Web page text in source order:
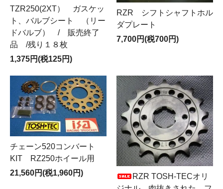
TZR250(2XT） ガスケッ
ト、バルブシート （リー
ドバルブ） / 販売終了
品 /残り１８枚
1,375円(税125円)
RZR シフトシャフトホル
ダプレート
7,700円(税700円)
チェーン520コンバート
KIT RZ250ホイール用
21,560円(税1,960円)
RZR TOSH-TECオリ